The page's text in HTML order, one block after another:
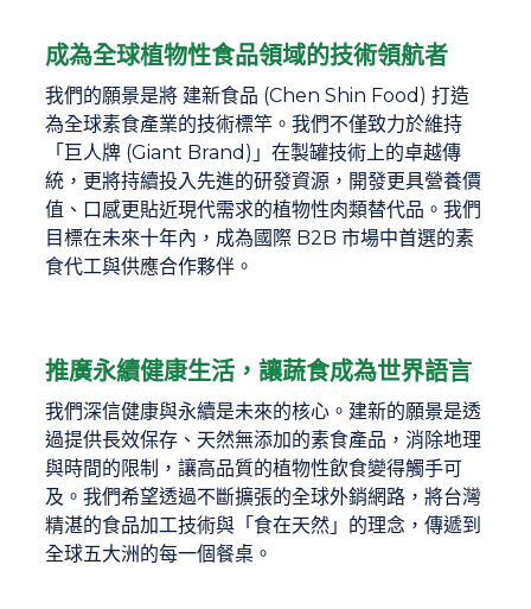
成為全球植物性食品領域的技術領航者
我們的願景是將 建新食品 (Chen Shin Food) 打造
為全球素食產業的技術標竿。我們不僅致力於維持
「巨人牌 (Giant Brand)」在製罐技術上的卓越傳
統，更將持續投入先進的研發資源，開發更具營養價
值、口感更貼近現代需求的植物性肉類替代品。我們
目標在未來十年內，成為國際 B2B 市場中首選的素
食代工與供應合作夥伴。
推廣永續健康生活，讓蔬食成為世界語言
我們深信健康與永續是未來的核心。建新的願景是透
過提供長效保存、天然無添加的素食產品，消除地理
與時間的限制，讓高品質的植物性飲食變得觸手可
及。我們希望透過不斷擴張的全球外銷網路，將台灣
精湛的食品加工技術與「食在天然」的理念，傳遞到
全球五大洲的每一個餐桌。